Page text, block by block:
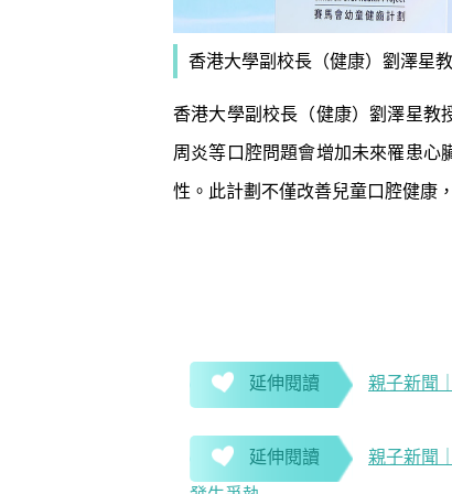
香港大學副校長（健康）劉澤星
香港大學副校長（健康）劉澤星教
周炎等口腔問題會增加未來罹患心
性。此計劃不僅改善兒童口腔健康
延伸閱讀 親子新聞
延伸閱讀
親子新聞